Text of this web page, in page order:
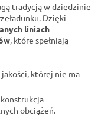
tradycją w dziedzinie
Dzięki
liniach
, które spełniają
jakości, której nie ma
obciążeń.